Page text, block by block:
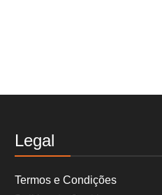
Legal
Termos e Condições